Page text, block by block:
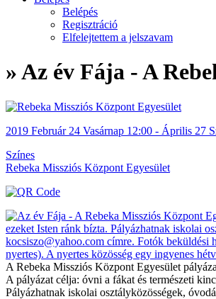
Belépés
Regisztráció
Elfelejtettem a jelszavam
» Az év Fája - A
2019 Február 24 Vasárnap 12:00 - Április 27
Színes
Rebeka Missziós Központ Egyesület
A Rebeka Missziós Központ Egyesület
A pályázat célja: óvni a fákat és természeti
Pályázhatnak iskolai osztályközösségek,